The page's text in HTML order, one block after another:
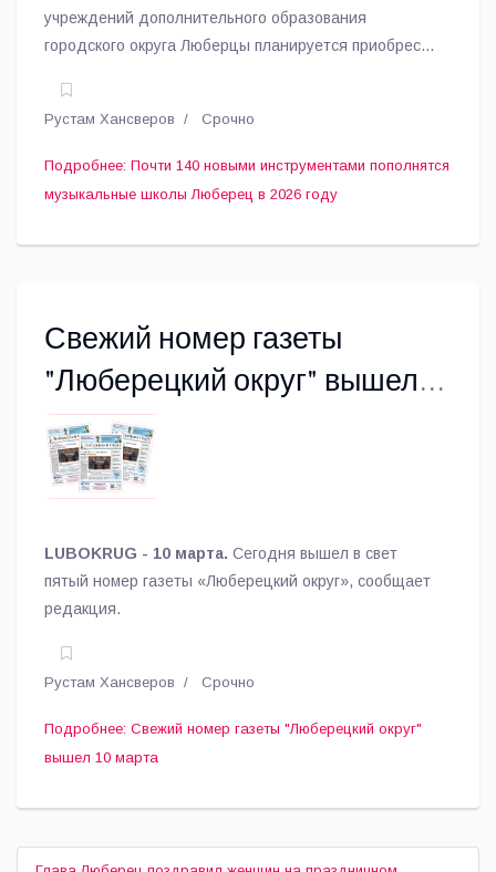
учреждений дополнительного образования
городского округа Люберцы планируется приобрести
Рустам Хансверов Срочно
Подробнее: Почти 140 новыми инструментами пополнятся
музыкальные школы Люберец в 2026 году
Свежий номер газеты
"Люберецкий округ" вышел
10 марта
LUBOKRUG - 10 марта. Сегодня вышел в свет
пятый номер газеты «Люберецкий округ», сообщает
редакция.
Рустам Хансверов Срочно
Подробнее: Свежий номер газеты "Люберецкий округ"
вышел 10 марта